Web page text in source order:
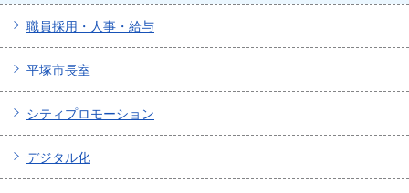
職員採用・人事・給与
平塚市長室
シティプロモーション
デジタル化